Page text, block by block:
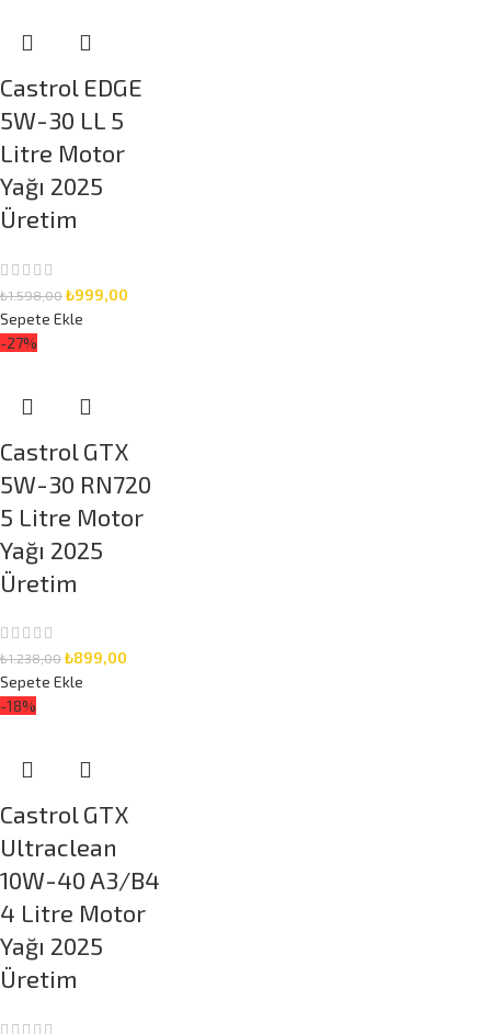
Castrol EDGE
5W-30 LL 5
Litre Motor
Yağı 2025
Üretim
₺1.598,00₺999,00
Sepete Ekle
-27%
Castrol GTX
5W-30 RN720
5 Litre Motor
Yağı 2025
Üretim
₺1.238,00₺899,00
Sepete Ekle
-18%
Castrol GTX
Ultraclean
10W-40 A3/B4
4 Litre Motor
Yağı 2025
Üretim